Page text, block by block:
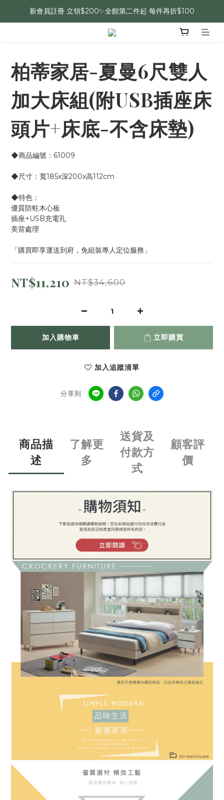
新會員註冊 立領$200✨全館第二件起 每件再折$100
柏蒂家居-夏曼6尺雙人
加大床組(附USB插座床
頭片+床底-不含床墊)
◆商品編號：61009
◆尺寸：寬185x深200x高112cm
◆特色：
優質防蛀木心板
插座+USB充電孔
美背處理
「購買即享運送到府，免組裝專人定位服務」
NT$11,210 NT$34,600
加入購物車 立即購買
加入追蹤清單
分享到
商品描
述
了解更
多
送貨及
付款方
式
顧客評
價